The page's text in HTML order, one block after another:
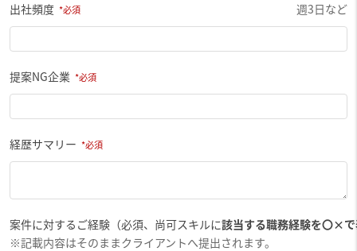
出社頻度 週3日など
提案NG企業
経歴サマリー
案件に対するご経験（必須、尚可スキルに該当する職務経験を〇×
※記載内容はそのままクライアントへ提出されます。